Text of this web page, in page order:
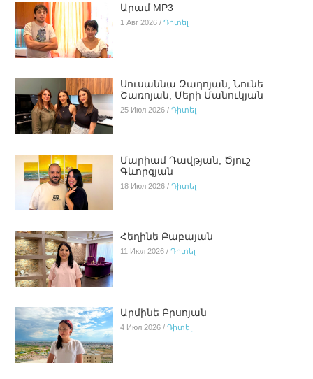
Արամ MP3
1 Авг 2026 /Դիտել
Սուսաննա Զադոյան, Նունե
Շառոյան, Մերի Մանուկյան
25 Июл 2026 /Դիտել
Մարիամ Դավթյան, Ծյուշ
Գևորգյան
18 Июл 2026 /Դիտել
Հեղինե Բաբայան
11 Июл 2026 /Դիտել
Արմինե Բրսոյան
4 Июл 2026 /Դիտել